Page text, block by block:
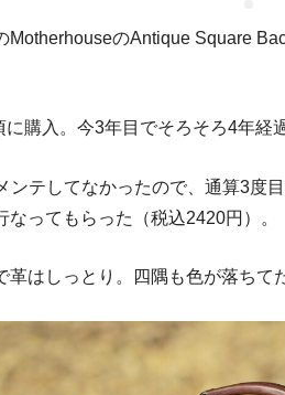
MotherhouseのAntique Square
購入。今3年目でそろそろ4年経
ンテしてなかったので、通算3度
なってもらった（税込2420円）。
革はしっとり。四隅も色が落ちて